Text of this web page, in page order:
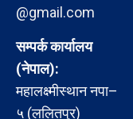
@gmail.com
सम्पर्क कार्यालय
(नेपाल):
महालक्ष्मीस्थान नपा–
५ (ललितपुर)